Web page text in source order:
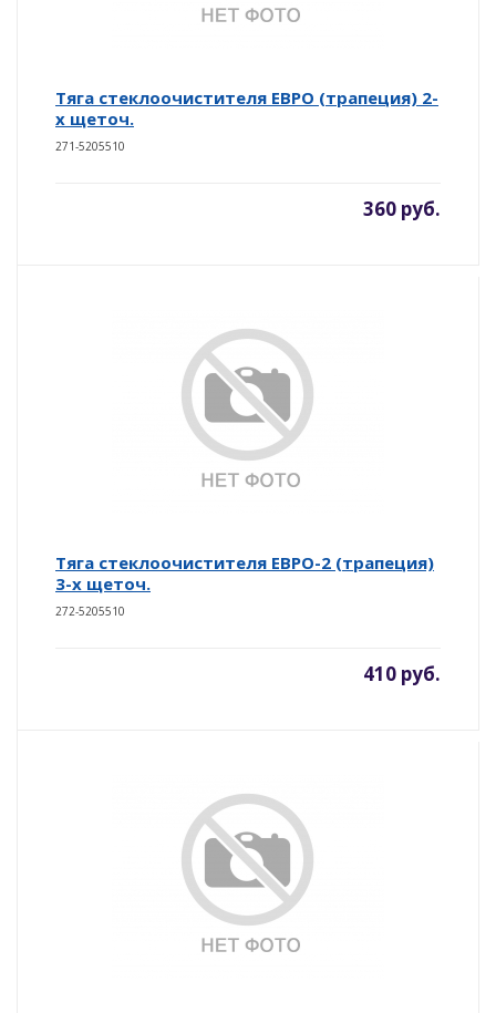
Тяга стеклоочистителя ЕВРО (трапеция) 2-
х щеточ.
271-5205510
360 руб.
Тяга стеклоочистителя ЕВРО-2 (трапеция)
3-х щеточ.
272-5205510
410 руб.